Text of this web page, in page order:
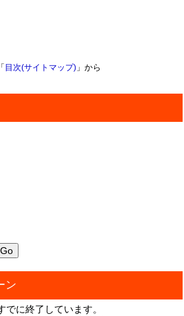
目次(サイトマップ)」から
ン
に終了しています。